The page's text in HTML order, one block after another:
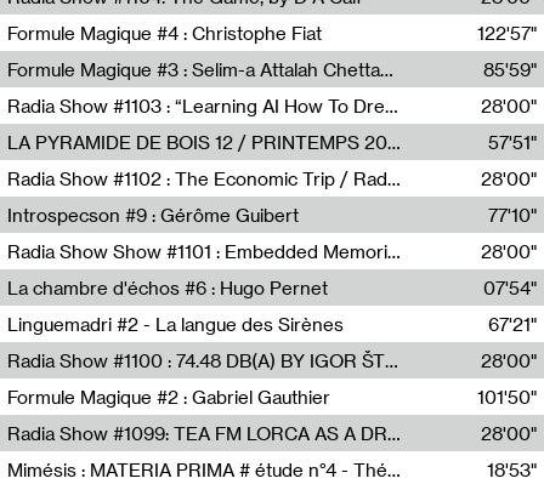
Radio One NZ
Formule Magique #4 : Christophe Fiat
Nathalie Lacroix
122'57"
Formule Magique #3 : Selim-a Attalah Chettaoui
Nathalie Lacroix,Selim-a Attalah Chettaoui
85'59"
Radia Show #1103 : “Learning AI How To Dream” by Sebastian Dingens (Radio Campus Bruxelles)
Radio Campus Bruxelles
28'00"
LA PYRAMIDE DE BOIS 12 / PRINTEMPS 2026
Sammy Stein
57'51"
Radia Show #1102 : The Economic Trip / Radio Grenouille
Radio Grenouille
28'00"
Introspecson #9 : Gérôme Guibert
Pierre Henry,Gérôme Guibert
77'10"
Radia Show Show #1101 : Embedded Memories by Jimmy Peggie / radioart106
Jimmy Peggie,radioart106
28'00"
La chambre d'échos #6 : Hugo Pernet
Revue Les Chambres,Hugo Pernet
07'54"
Linguemadri #2 - La langue des Sirènes
Meris Angioletti
67'21"
Radia Show #1100 : 74.48 DB(A) BY IGOR ŠTROMAJER FOR RADIO X
radio x
28'00"
Formule Magique #2 : Gabriel Gauthier
Nathalie Lacroix,Gabriel Gauthier
101'50"
Radia Show #1099: TEA FM LORCA AS A DREAM
TEAFM
28'00"
Mimésis : MATERIA PRIMA # étude n°4 - Théâtre de l’Aquarium
18'53"